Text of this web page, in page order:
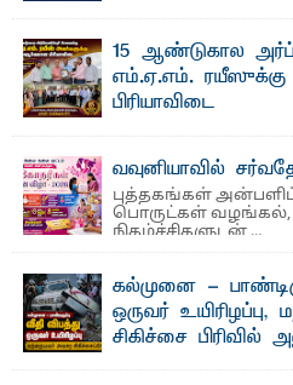
ஜே. எப். காமிலா பேகம்- இ
அமைப்புகள் (NGO) தொடர்பான
15 ஆண்டுகால
எம்.ஏ.எம்.
பிரியாவிடை
வவுனியாவில்
புத்தகங்கள்
பொருட்கள் வழங்கல்,
நிகழ்ச்சிகளுடன் ...
கல்முனை -
ஒருவர்
சிகிச்சை பிரிவில்